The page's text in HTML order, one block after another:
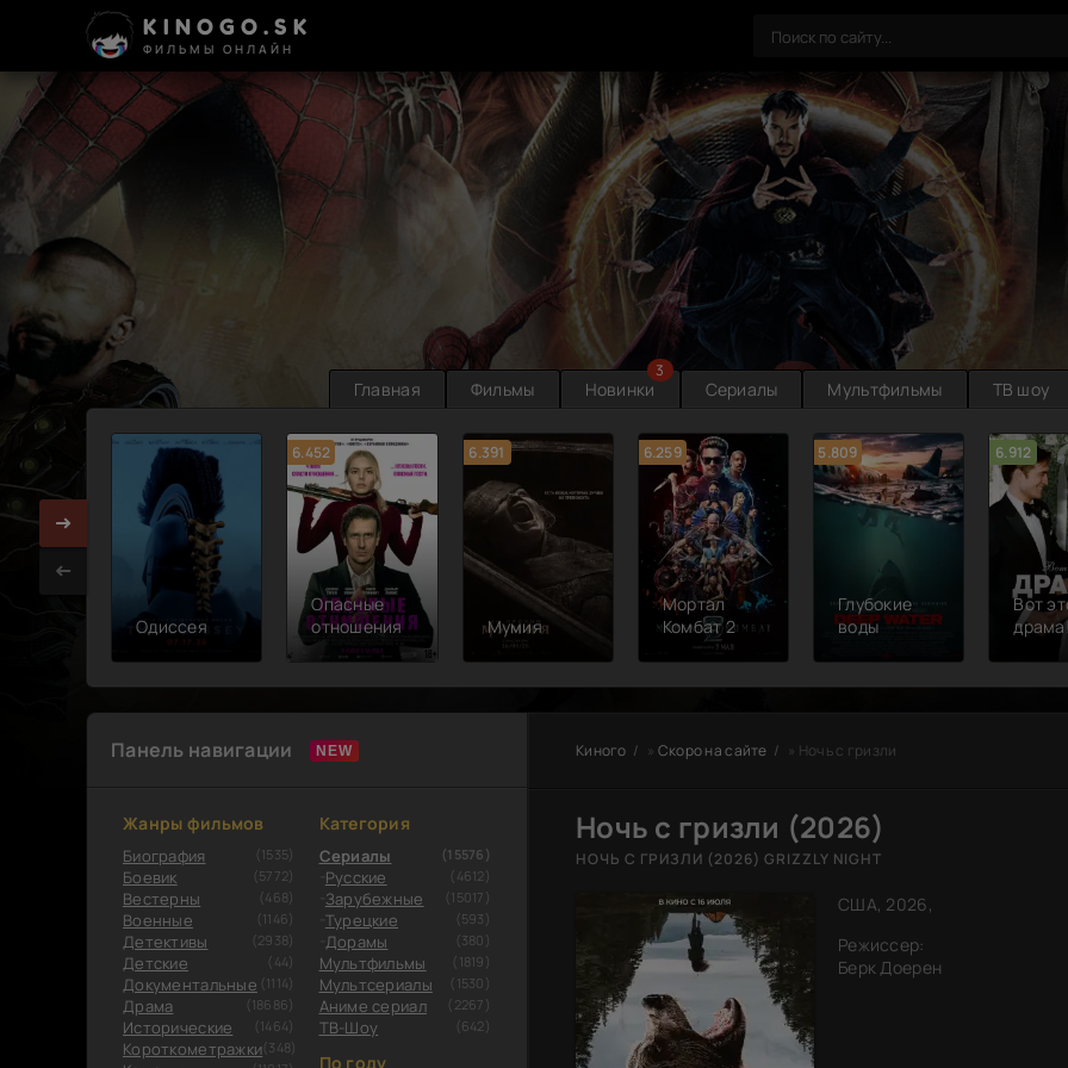
KINOGO.SK
ФИЛЬМЫ ОНЛАЙН
Главная Фильмы Новинки
3
Сериалы Мультфильмы ТВ шоу
Одиссея
6.452
Опасные
отношения
6.391
Мумия
6.259
Мортал
Комбат 2
5.809
Глубокие
воды
6.912
Вот
Панель навигации
Жанры фильмов
Биография (1535)
Боевик (5772)
Вестерны (468)
Военные (1146)
Детективы (2938)
Детские (44)
Документальные (1114)
Драма (18686)
Исторические (1464)
Короткометражки(348)
Категория
Сериалы (15576)
Русские (4612)
Зарубежные (15017)
Турецкие (593)
Дорамы (380)
Мультфильмы (1819)
Мультсериалы (1530)
Аниме сериал (2267)
ТВ-Шоу (642)
По году
Киного » Скоро на сайте » Ночь с гризли
Ночь с гризли (2026)
НОЧЬ С ГРИЗЛИ (2026) GRIZZLY NIGHT
США, 2026,
Режиссер:
Берк Доерен